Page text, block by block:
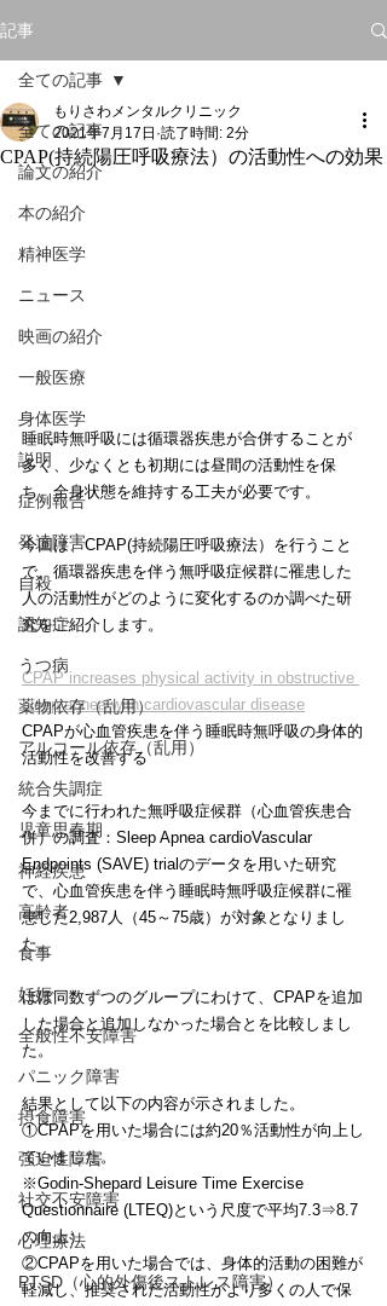
記事
全ての記事
論文の紹介
本の紹介
精神医学
ニュース
映画の紹介
一般医療
身体医学
説明
症例報告
発達障害
自殺
認知症
うつ病
薬物依存（乱用）
アルコール依存（乱用）
統合失調症
児童思春期
神経疾患
高齢者
食事
妊娠
全般性不安障害
パニック障害
摂食障害
強迫性障害
社交不安障害
心理療法
PTSD（心的外傷後ストレス障害）
全ての記事
CPAP(持続陽圧呼吸療法）の活動性への効果
もりさわメンタルクリニック
2021年7月17日 読了時間: 2分
睡眠時無呼吸には循環器疾患が合併することが
多く、少なくとも初期には昼間の活動性を保
ち、全身状態を維持する工夫が必要です。
今回は、CPAP(持続陽圧呼吸療法）を行うこと
で、循環器疾患を伴う無呼吸症候群に罹患した
人の活動性がどのように変化するのか調べた研
究をご紹介します。
CPAP increases physical activity in obstructive
sleep apnea with cardiovascular disease
CPAPが心血管疾患を伴う睡眠時無呼吸の身体的
活動性を改善する
今までに行われた無呼吸症候群（心血管疾患合
併）の調査：Sleep Apnea cardioVascular
Endpoints (SAVE) trialのデータを用いた研究
で、心血管疾患を伴う睡眠時無呼吸症候群に罹
患した2,987人（45～75歳）が対象となりまし
た。
ほぼ同数ずつのグループにわけて、CPAPを追加
した場合と追加しなかった場合とを比較しまし
た。
結果として以下の内容が示されました。
①CPAPを用いた場合には約20％活動性が向上し
ていました。
※Godin-Shepard Leisure Time Exercise
Questionnaire (LTEQ)という尺度で平均7.3⇒8.7
の向上）
②CPAPを用いた場合では、身体的活動の困難が
軽減し、推奨された活動性がより多くの人で保